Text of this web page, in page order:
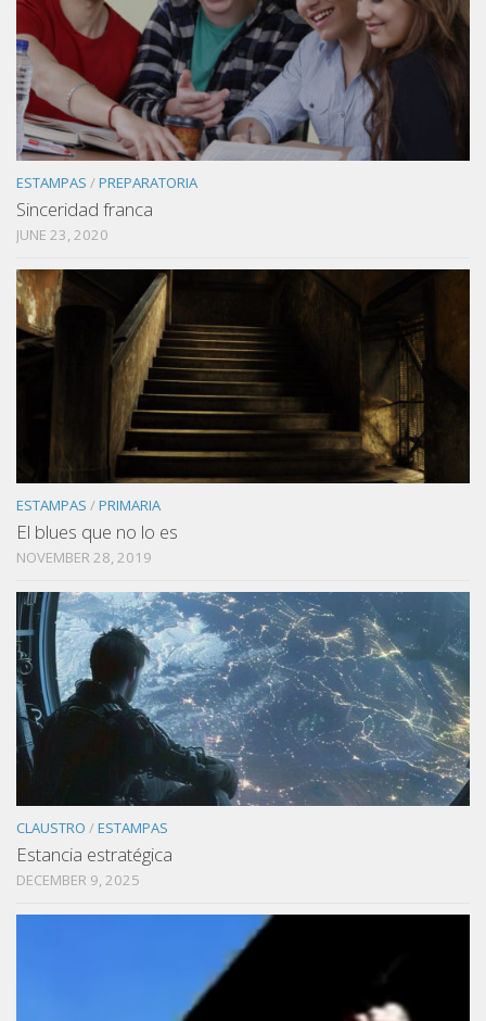
ESTAMPAS /PREPARATORIA
Sinceridad franca
JUNE 23, 2020
ESTAMPAS /PRIMARIA
El blues que no lo es
NOVEMBER 28, 2019
CLAUSTRO /ESTAMPAS
Estancia estratégica
DECEMBER 9, 2025